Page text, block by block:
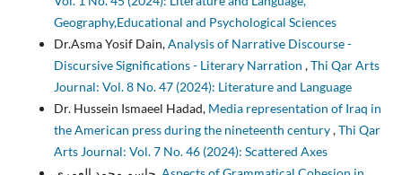
Geography,Educational and Psychological Sciences
Dr.Asma Yosif Dain,Analysis of Narrative Discourse -
Discursive Significations - Literary Narration ,Thi Qar Arts
Journal: Vol. 8 No. 47 (2024): Literature and Language
Dr. Hussein Ismaeel Hadad, Media representation of Iraq in
the American press during the nineteenth century,Thi Qar
Arts Journal: Vol. 7 No. 46 (2024): Scattered Axes